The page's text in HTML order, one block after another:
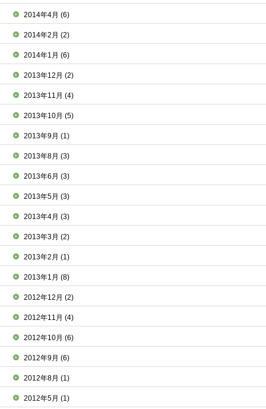
2014年4月(6)
2014年2月(2)
2014年1月(6)
2013年12月(2)
2013年11月(4)
2013年10月(5)
2013年9月(1)
2013年8月(3)
2013年6月(3)
2013年5月(3)
2013年4月(3)
2013年3月(2)
2013年2月(1)
2013年1月(8)
2012年12月(2)
2012年11月(4)
2012年10月(6)
2012年9月(6)
2012年8月(1)
2012年5月(1)